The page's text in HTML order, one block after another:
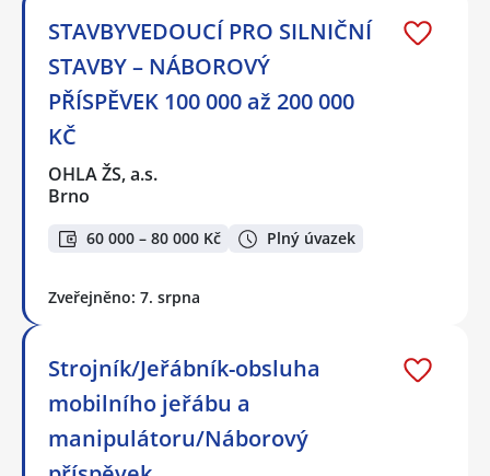
STAVBYVEDOUCÍ PRO SILNIČNÍ
STAVBY – NÁBOROVÝ
PŘÍSPĚVEK 100 000 až 200 000
KČ
OHLA ŽS, a.s.
Brno
60 000 – 80 000 Kč Plný úvazek
Zveřejněno: 7. srpna
Strojník/Jeřábník-obsluha
mobilního jeřábu a
manipulátoru/Náborový